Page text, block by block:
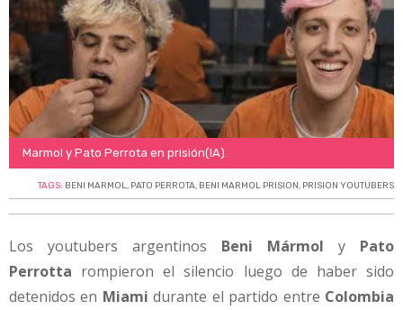
Marmol y Pato Perrota en prisión(IA).
TAGS: BENI MARMOL, PATO PERROTA, BENI MARMOL PRISION, PRISION YOUTUBERS
Los youtubers argentinos Beni Mármol y Pato
Perrotta rompieron el silencio luego de haber sido
detenidos en Miami durante el partido entre Colombia